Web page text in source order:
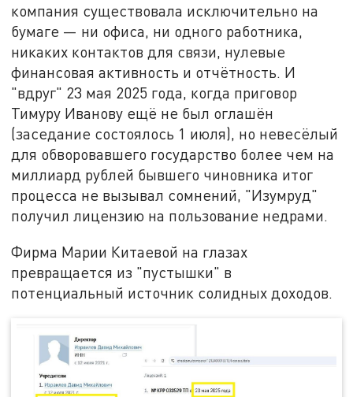
компания существовала исключительно на
бумаге — ни офиса, ни одного работника,
никаких контактов для связи, нулевые
финансовая активность и отчётность. И
"вдруг" 23 мая 2025 года, когда приговор
Тимуру Иванову ещё не был оглашён
(заседание состоялось 1 июля), но невесёлый
для обворовавшего государство более чем на
миллиард рублей бывшего чиновника итог
процесса не вызывал сомнений, "Изумруд"
получил лицензию на пользование недрами.
Фирма Марии Китаевой на глазах
превращается из "пустышки" в
потенциальный источник солидных доходов.